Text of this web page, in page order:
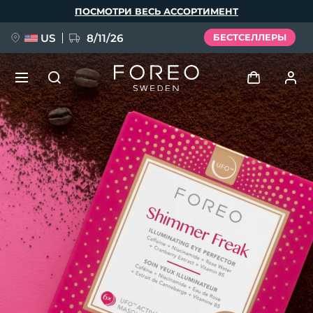
ПОСМОТРИ ВЕСЬ АССОРТИМЕНТ
US 8/11/26 БЕСТСЕЛЛЕРЫ
Войти
Профиль пользователя
Мои приборы
Мои заказы
Мои адреса
Мои подписки
НОВИНКА
FAQ™ Pure Beauty-Tech Elixir
BREAKING NEWS
issa™ Teeth Whitening Set
Язык
English Deutsch
Español
Français
Italiano
Português
Polski
Svenska
Русский
简体中文 繁體中文